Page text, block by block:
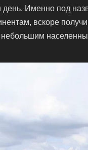
Именно под
вскоре
небольшим